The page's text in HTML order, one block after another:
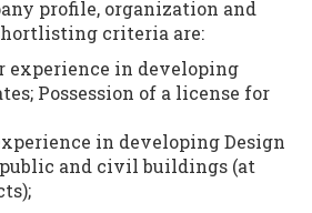
profile, organization and
criteria are:
experience in developing
Possession of a license for
in developing Design
and civil buildings (at